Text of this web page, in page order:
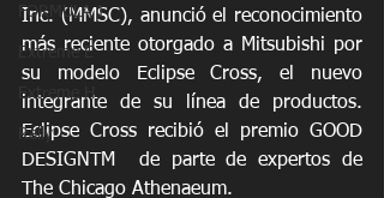
FORMULA 1
Extreme E
Extreme H
Rally
Inc. (MMSC), anunció el reconocimiento
más reciente otorgado a Mitsubishi por
su modelo Eclipse Cross, el nuevo
integrante de su línea de productos.
Eclipse Cross recibió el premio GOOD
DESIGNTM  de parte de expertos de
The Chicago Athenaeum.